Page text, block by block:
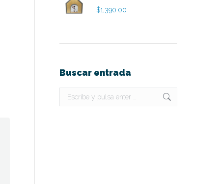
$1,390.00
Buscar entrada
Buscar: